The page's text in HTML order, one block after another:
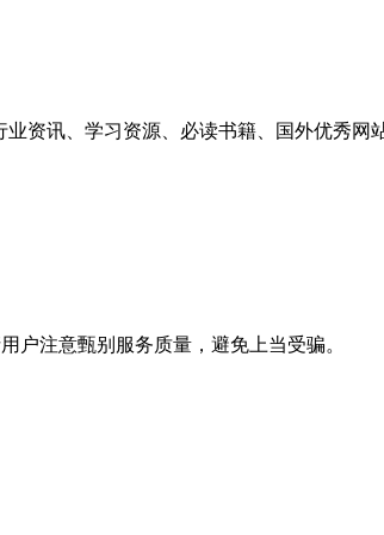
资讯、学习资源、必读书籍、国外优秀网
户注意甄别服务质量，避免上当受骗。